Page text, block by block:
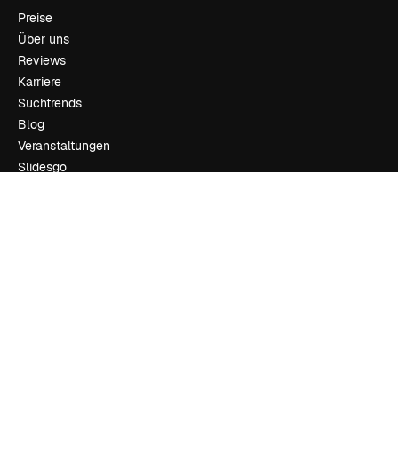
Preise
Über uns
Reviews
Karriere
Suchtrends
Blog
Veranstaltungen
Slidesgo